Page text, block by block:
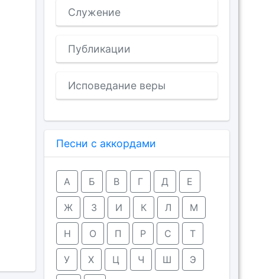
Служение
Публикации
Исповедание веры
Песни с аккордами
А Б В Г Д Е
Ж З И К Л М
Н О П Р С Т
У Х Ц Ч Ш Э